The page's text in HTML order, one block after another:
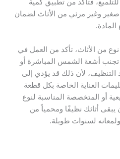
فتأكد من تطبيق كمية
صغير وغير مرئي من الأثاث لضمان
من الأثاث، تأكد من العمل في
تجنب أشعة الشمس المباشرة أو
التنظيف، لأن ذلك قد يؤدي إلى
العناية الخاصة بكل قطعة
أو المتخصصة المناسبة لنوع
يبقى أثاثك نظيفًا ومحمياً من
لسنوات طويلة.